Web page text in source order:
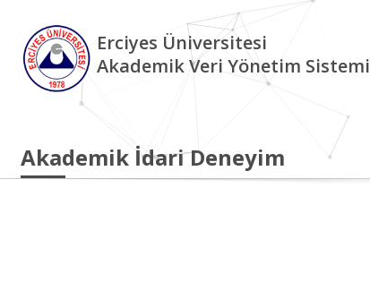
Erciyes Üniversitesi
Akademik Veri Yönetim Sistemi
Akademik İdari Deneyim